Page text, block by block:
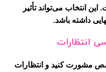
انتخاب می‌تواند تأثیر
داشته باشد.
انتظارات
مشورت کنید و انتظارات